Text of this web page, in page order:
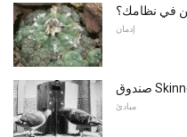
في نظامك؟
إدمان
مبادئ